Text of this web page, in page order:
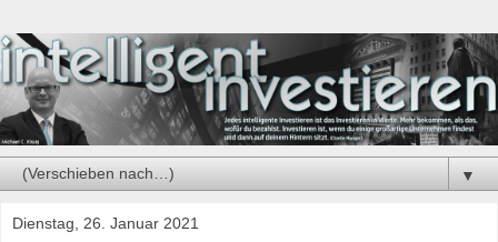
▼
Dienstag, 26. Januar 2021